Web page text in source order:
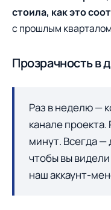
стоила, как это
с прошлым
Прозрачность в
Раз в неделю —
канале
минут. Всегда —
чтобы вы
наш аккаунт-